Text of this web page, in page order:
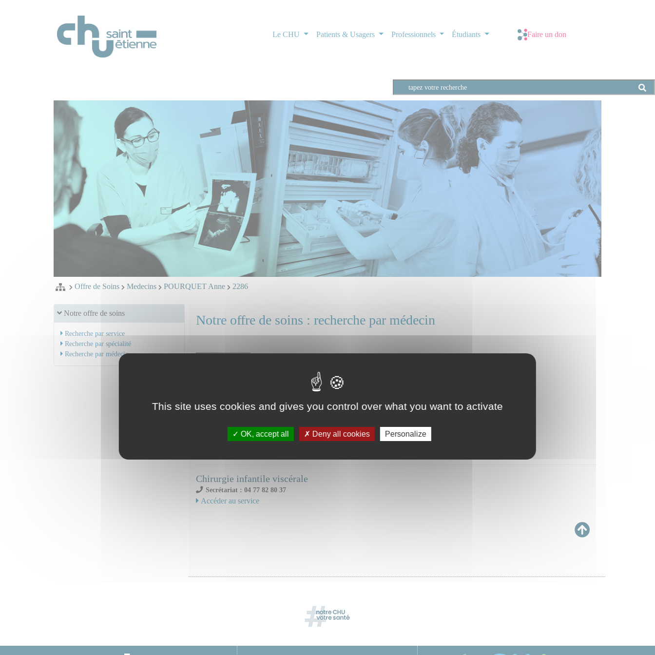
Le CHU Patients & Usagers Professionnels Étudiants Faire un don
Offre de Soins Medecins POURQUET Anne 2286
Notre offre de soins
Recherche par service
Recherche par spécialité
Recherche par médecin
Notre offre de soins : recherche par médecin
Consulter son mini CV
Chirurgie infantile viscérale
Secrétariat : 04 77 82 80 37
Accéder au service
This site uses cookies and gives you control over what you want to activate
OK, accept all Deny all cookies Personalize